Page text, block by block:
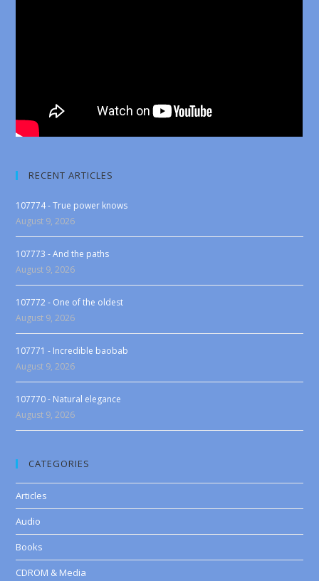
RECENT ARTICLES
107774 - True power knows
August 9, 2026
107773 - And the paths
August 9, 2026
107772 - One of the oldest
August 9, 2026
107771 - Incredible baobab
August 9, 2026
107770 - Natural elegance
August 9, 2026
CATEGORIES
Articles
Audio
Books
CDROM & Media